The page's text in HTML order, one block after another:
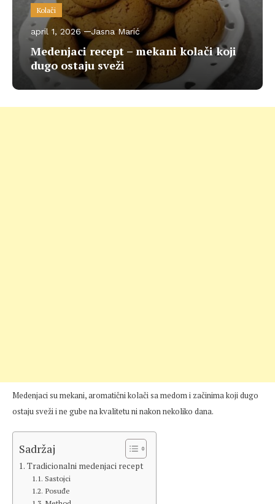
Kolači
april 1, 2026 Jasna Marić
Medenjaci recept – mekani kolači koji
dugo ostaju sveži
Medenjaci su mekani, aromatični kolači sa medom i začinima koji dugo
ostaju sveži i ne gube na kvalitetu ni nakon nekoliko dana.
Sadržaj
Tradicionalni medenjaci recept
Sastojci
Posuđe